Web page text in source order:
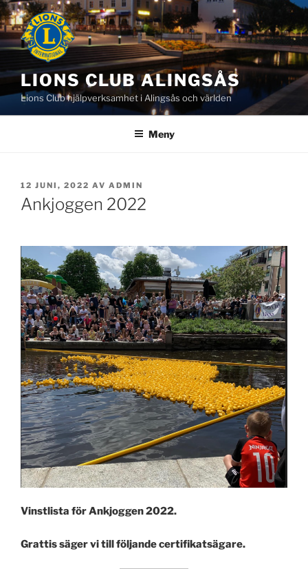
LIONS CLUB ALINGSÅS
Lions Club hjälpverksamhet i Alingsås och världen
Meny
12 JUNI, 2022 AV ADMIN
Ankjoggen 2022
Vinstlista för Ankjoggen 2022.
Grattis säger vi till följande certifikatsägare.